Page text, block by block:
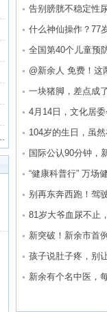
告别膀胱不稳定性
全国第40个儿童预
@新余人 免费！这
4月14日，文化居
别再东奔西跑！驾
81岁大爷血尿不止